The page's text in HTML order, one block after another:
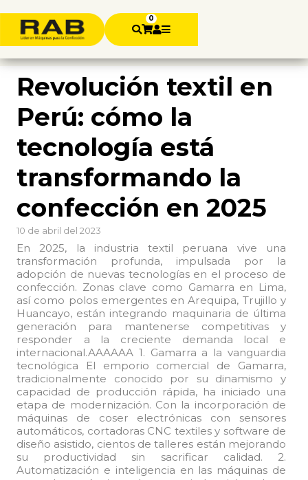
0
Revolución textil en
Perú: cómo la
tecnología está
transformando la
confección en 2025
10 de abril del 2023
En 2025, la industria textil peruana vive una
transformación profunda, impulsada por la
adopción de nuevas tecnologías en el proceso de
confección. Zonas clave como Gamarra en Lima,
así como polos emergentes en Arequipa, Trujillo y
Huancayo, están integrando maquinaria de última
generación para mantenerse competitivas y
responder a la creciente demanda local e
internacional.AAAAAA 1. Gamarra a la vanguardia
tecnológica El emporio comercial de Gamarra,
tradicionalmente conocido por su dinamismo y
capacidad de producción rápida, ha iniciado una
etapa de modernización. Con la incorporación de
máquinas de coser electrónicas con sensores
automáticos, cortadoras CNC textiles y software de
diseño asistido, cientos de talleres están mejorando
su productividad sin sacrificar calidad. 2.
Automatización e inteligencia en las máquinas de